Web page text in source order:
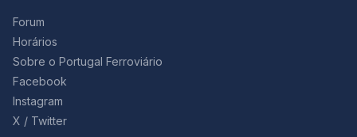
Forum
Horários
Sobre o Portugal Ferroviário
Facebook
Instagram
X / Twitter